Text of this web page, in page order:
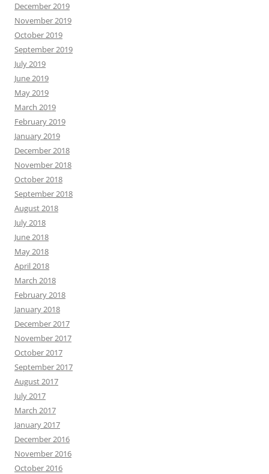
December 2019
November 2019
October 2019
September 2019
July 2019
June 2019
May 2019
March 2019
February 2019
January 2019
December 2018
November 2018
October 2018
September 2018
August 2018
July 2018
June 2018
May 2018
April 2018
March 2018
February 2018
January 2018
December 2017
November 2017
October 2017
September 2017
August 2017
July 2017
March 2017
January 2017
December 2016
November 2016
October 2016